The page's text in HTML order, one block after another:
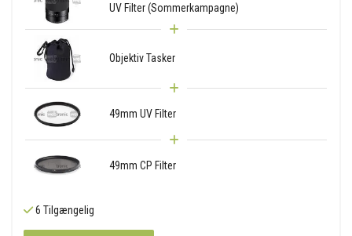
UV Filter (Sommerkampagne)
Objektiv Tasker
49mm UV Filter
49mm CP Filter
6 Tilgængelig